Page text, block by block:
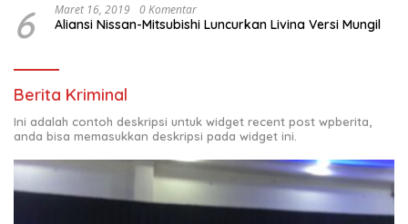
6 Maret 16, 2019 0 Komentar
Aliansi Nissan-Mitsubishi Luncurkan Livina Versi Mungil
Berita Kriminal
Ini adalah contoh deskripsi untuk widget recent post wpberita,
anda bisa memasukkan deskripsi pada widget ini.